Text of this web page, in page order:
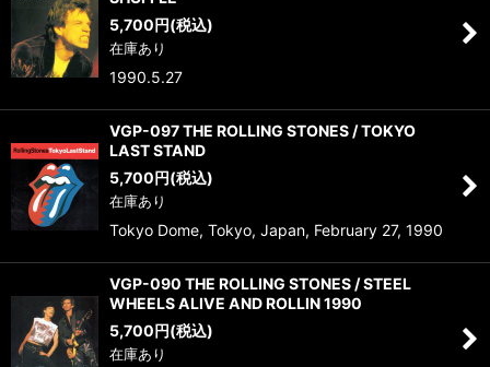
5,700円(税込)
在庫あり
1990.5.27
VGP-097 THE ROLLING STONES / TOKYO
LAST STAND
5,700円(税込)
在庫あり
Tokyo Dome, Tokyo, Japan, February 27, 1990
VGP-090 THE ROLLING STONES / STEEL
WHEELS ALIVE AND ROLLIN 1990
5,700円(税込)
在庫あり